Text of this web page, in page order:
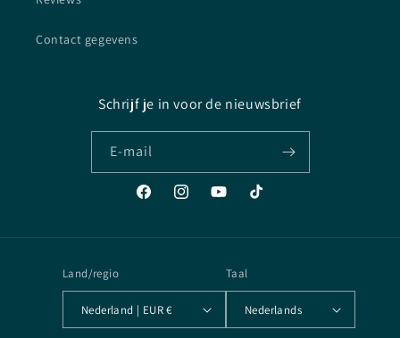
Contact gegevens
Schrijf je in voor de nieuwsbrief
E‑mail
FacebookInstagramYouTubeTikTok
Land/regio
Nederland | EUR €
Taal
Nederlands